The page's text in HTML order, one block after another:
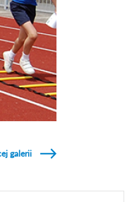
galerii